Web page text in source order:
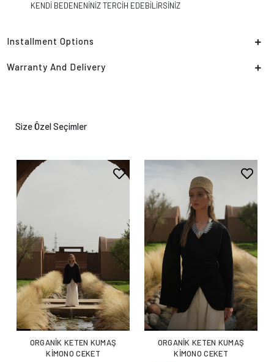
KENDİ BEDENENİNİZ TERCİH EDEBİLİRSİNİZ
Installment Options
Warranty And Delivery
Size Özel Seçimler
ORGANİK KETEN KUMAŞ
KİMONO CEKET
ORGANİK KETEN KUMAŞ
KİMONO CEKET